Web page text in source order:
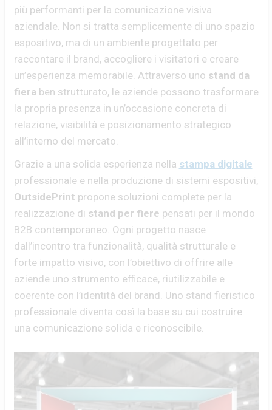
più performanti per la comunicazione visiva
aziendale. Non si tratta semplicemente di uno spazio
espositivo, ma di un ambiente progettato per
raccontare il brand, accogliere i visitatori e creare
un’esperienza memorabile. Attraverso uno stand da
fieraben strutturato, le aziende possono trasformare
la propria presenza in un’occasione concreta di
relazione, visibilità e posizionamento strategico
all’interno del mercato.
Grazie a una solida esperienza nella stampa digitale
professionale e nella produzione di sistemi espositivi,
OutsidePrint propone soluzioni complete per la
realizzazione di stand per fiere pensati per il mondo
B2B contemporaneo. Ogni progetto nasce
dall’incontro tra funzionalità, qualità strutturale e
forte impatto visivo, con l’obiettivo di offrire alle
aziende uno strumento efficace, riutilizzabile e
coerente con l’identità del brand. Uno stand fieristico
professionale diventa così la base su cui costruire
una comunicazione solida e riconoscibile.